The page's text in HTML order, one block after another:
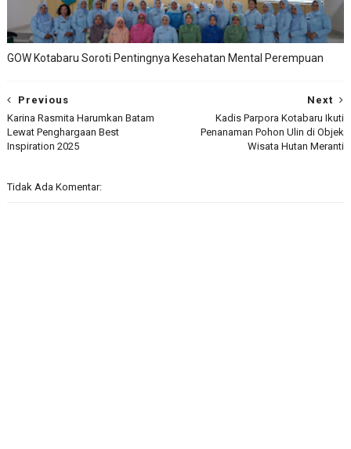
GOW Kotabaru Soroti Pentingnya Kesehatan Mental Perempuan
Next
Kadis Parpora Kotabaru Ikuti
Penanaman Pohon Ulin di Objek
Wisata Hutan Meranti
Previous
Karina Rasmita Harumkan Batam
Lewat Penghargaan Best
Inspiration 2025
Tidak Ada Komentar: